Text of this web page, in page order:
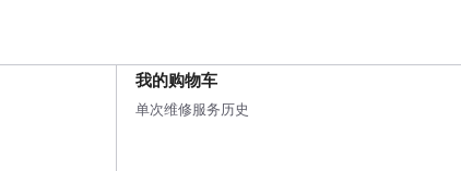
我的购物车
单次维修服务历史